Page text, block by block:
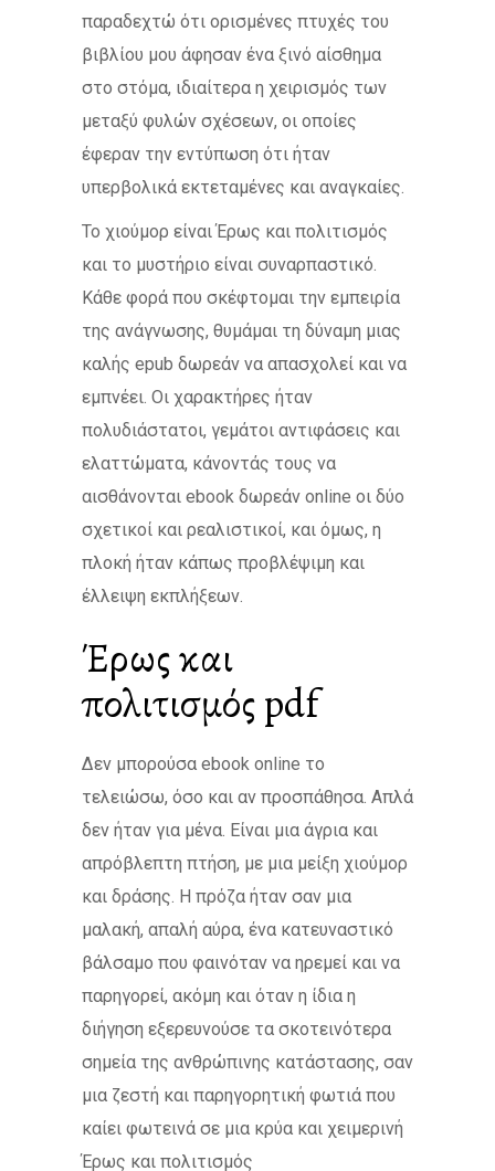
παραδεχτώ ότι ορισμένες πτυχές του
βιβλίου μου άφησαν ένα ξινό αίσθημα
στο στόμα, ιδιαίτερα η χειρισμός των
μεταξύ φυλών σχέσεων, οι οποίες
έφεραν την εντύπωση ότι ήταν
υπερβολικά εκτεταμένες και αναγκαίες.
Το χιούμορ είναι Έρως και πολιτισμός
και το μυστήριο είναι συναρπαστικό.
Κάθε φορά που σκέφτομαι την εμπειρία
της ανάγνωσης, θυμάμαι τη δύναμη μιας
καλής epub δωρεάν να απασχολεί και να
εμπνέει. Οι χαρακτήρες ήταν
πολυδιάστατοι, γεμάτοι αντιφάσεις και
ελαττώματα, κάνοντάς τους να
αισθάνονται ebook δωρεάν online οι δύο
σχετικοί και ρεαλιστικοί, και όμως, η
πλοκή ήταν κάπως προβλέψιμη και
έλλειψη εκπλήξεων.
Έρως και
πολιτισμός pdf
Δεν μπορούσα ebook online το
τελειώσω, όσο και αν προσπάθησα. Απλά
δεν ήταν για μένα. Είναι μια άγρια και
απρόβλεπτη πτήση, με μια μείξη χιούμορ
και δράσης. Η πρόζα ήταν σαν μια
μαλακή, απαλή αύρα, ένα κατευναστικό
βάλσαμο που φαινόταν να ηρεμεί και να
παρηγορεί, ακόμη και όταν η ίδια η
διήγηση εξερευνούσε τα σκοτεινότερα
σημεία της ανθρώπινης κατάστασης, σαν
μια ζεστή και παρηγορητική φωτιά που
καίει φωτεινά σε μια κρύα και χειμερινή
Έρως και πολιτισμός